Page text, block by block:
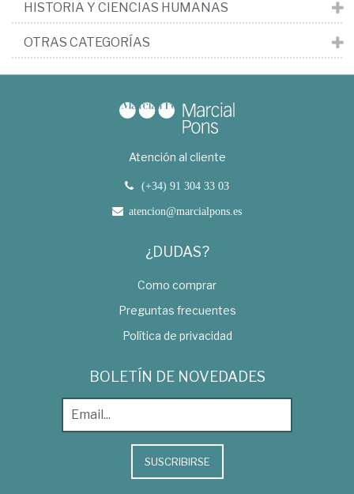
HISTORIA Y CIENCIAS HUMANAS
OTRAS CATEGORÍAS
Atención al cliente
(+34) 91 304 33 03
atencion@marcialpons.es
¿DUDAS?
Como comprar
Preguntas frecuentes
Política de privacidad
BOLETÍN DE NOVEDADES
SUSCRIBIRSE